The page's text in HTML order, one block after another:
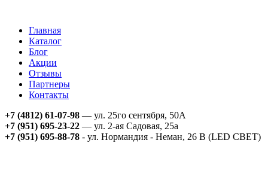
Главная
Каталог
Блог
Акции
Отзывы
Партнеры
Контакты
+7 (4812) 61-07-98 — ул. 25го сентября, 50А
+7 (951) 695-23-22 — ул. 2-ая Садовая, 25а
+7 (951) 695-88-78 - ул. Нормандия - Неман, 26 В (LED СВЕТ)